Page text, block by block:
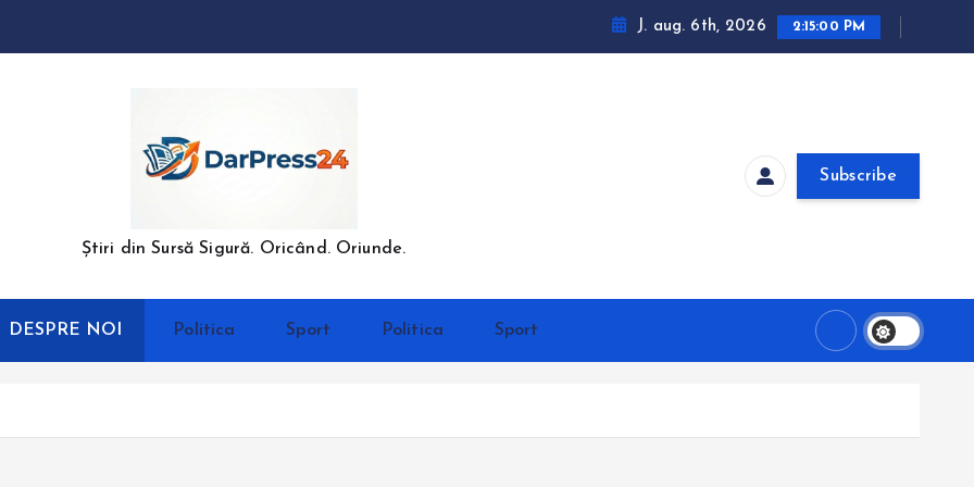
J. aug. 6th, 2026 2:15:01 PM
Știri din Sursă Sigură. Oricând. Oriunde.
Subscribe
DESPRE NOI Politica Sport Politica Sport